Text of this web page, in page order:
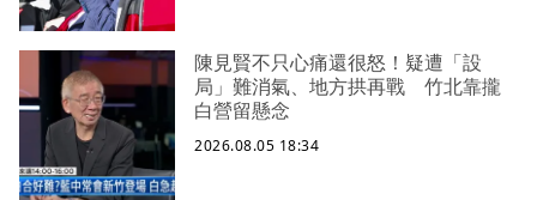
陳見賢不只心痛還很怒！疑遭「設
局」難消氣、地方拱再戰 竹北靠攏
白營留懸念
2026.08.05 18:34